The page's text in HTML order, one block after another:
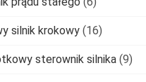
silnik krokowy (16)
sterownik silnika (9)